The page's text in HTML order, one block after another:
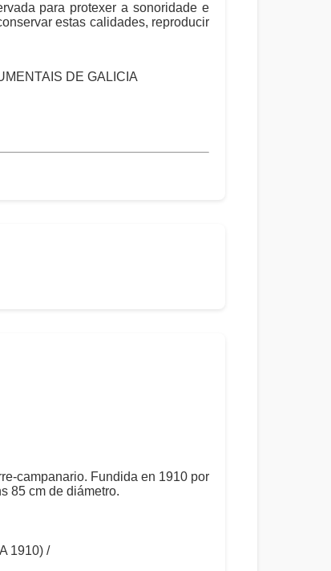
para protexer a sonoridade e
estas calidades, reproducir
DE GALICIA
campanario. Fundida en 1910 por
85 cm de diámetro.
1910) /